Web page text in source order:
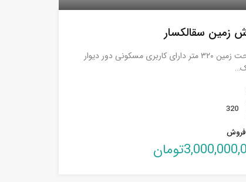
زمین سقالکسار
مساحت زمین ۳۲۰ متر دارای کاربری مسکونی دور دیوار
320
فروش